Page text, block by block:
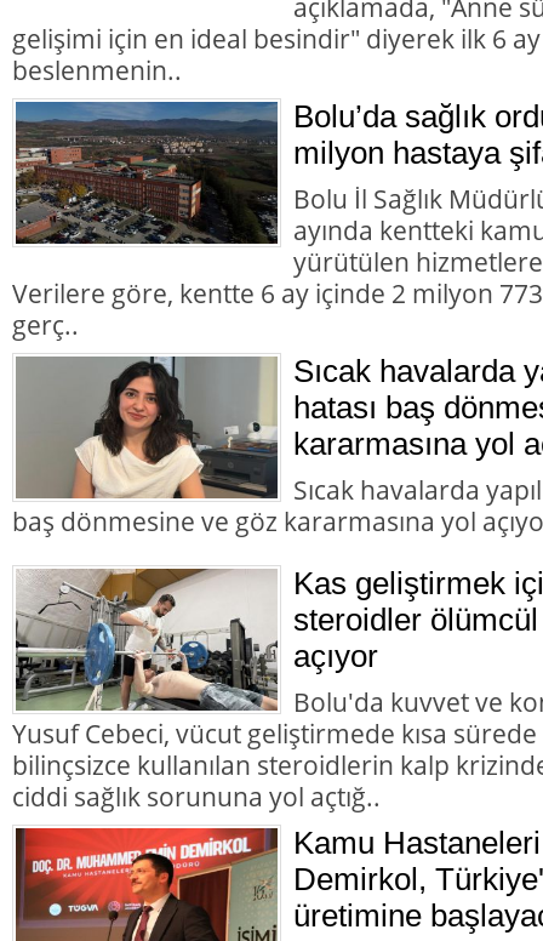
gelişimi için en ideal besindir" diyerek ilk 6
beslenmenin..
Bolu’da sağlık
milyon hastaya
Bolu İl Sağlık
ayında kentteki
yürütülen
Verilere göre, kentte 6 ay içinde 2 milyon
gerç..
Sıcak havalarda
hatası baş
kararmasına yol
Sıcak havalarda
baş dönmesine ve göz kararmasına yol
Kas geliştirmek
steroidler
açıyor
Bolu'da kuvvet ve
Yusuf Cebeci, vücut geliştirmede kısa
bilinçsizce kullanılan steroidlerin kalp
ciddi sağlık sorununa yol açtığ..
Kamu
Demirkol,
üretimine